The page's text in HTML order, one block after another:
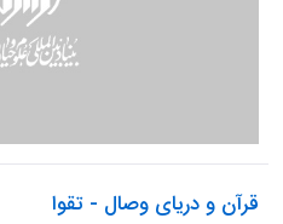
قرآن و دریای وصال - تقوا